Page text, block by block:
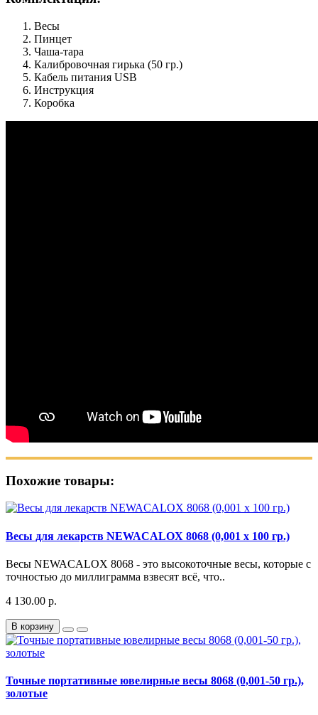
Весы
Пинцет
Чаша-тара
Калибровочная гирька (50 гр.)
Кабель питания USB
Инструкция
Коробка
Похожие товары:
Весы для лекарств NEWACALOX 8068 (0,001 x 100 гр.)
Весы NEWACALOX 8068 - это высокоточные весы, которые с
точностью до миллиграмма взвесят всё, что..
4 130.00 р.
В корзину
Точные портативные ювелирные весы 8068 (0,001-50 гр.),
золотые